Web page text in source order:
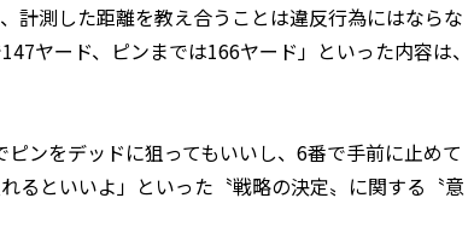
計測した距離を教え合うことは違反行為にはならな
ヤード、ピンまでは166ヤード」といった内容は、
ンをデッドに狙ってもいいし、6番で手前に止めて
るといいよ」といった〝戦略の決定〟に関する〝意